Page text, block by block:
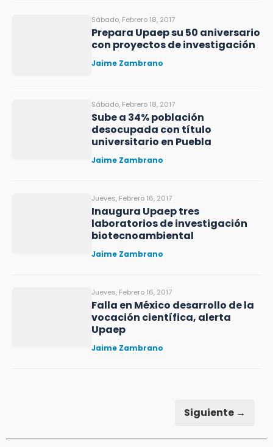
Sábado, Febrero 18, 2017
Prepara Upaep su 50 aniversario
con proyectos de investigación
Jaime Zambrano
Sábado, Febrero 18, 2017
Sube a 34% población
desocupada con título
universitario en Puebla
Jaime Zambrano
Jueves, Febrero 16, 2017
Inaugura Upaep tres
laboratorios de investigación
biotecnoambiental
Jaime Zambrano
Jueves, Febrero 16, 2017
Falla en México desarrollo de la
vocación científica, alerta
Upaep
Jaime Zambrano
Siguiente →